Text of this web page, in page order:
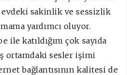
sakinlik ve sessizlik
yardımcı oluyor.
ile katıldığım çok sayıda
ortamdaki sesler işimi
bağlantısının kalitesi de